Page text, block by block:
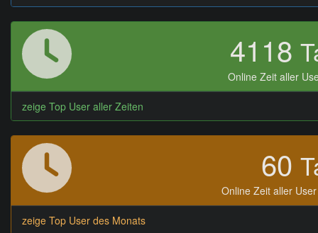
4118
Online Zeit aller
zeige Top User aller Zeiten
60
Online Zeit aller
zeige Top User des Monats